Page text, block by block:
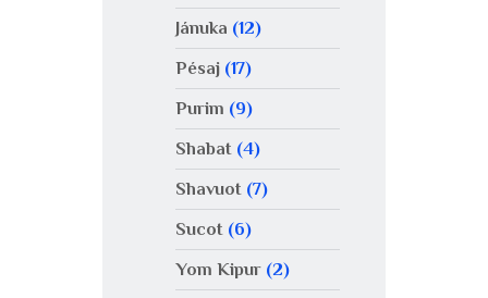
Jánuka (12)
Pésaj(17)
Purim (9)
Shabat(4)
Shavuot(7)
Sucot(6)
Yom Kipur(2)